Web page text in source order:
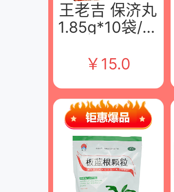
王老吉 保济丸
1.85g*10袋/盒
业股份有限公
￥ 15.0